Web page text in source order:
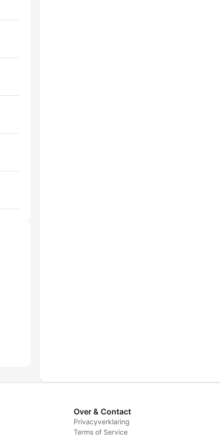
Over & Contact
Privacyverklaring
Terms of Service